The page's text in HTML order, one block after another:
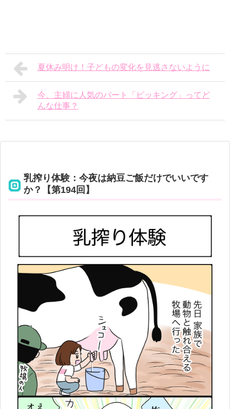
夏休み明け！子どもの変化を見逃さないように
今、主婦に人気のパート「ピッキング」ってど
んな仕事？
乳搾り体験：今夜は納豆ご飯だけでいいです
か？【第194回】